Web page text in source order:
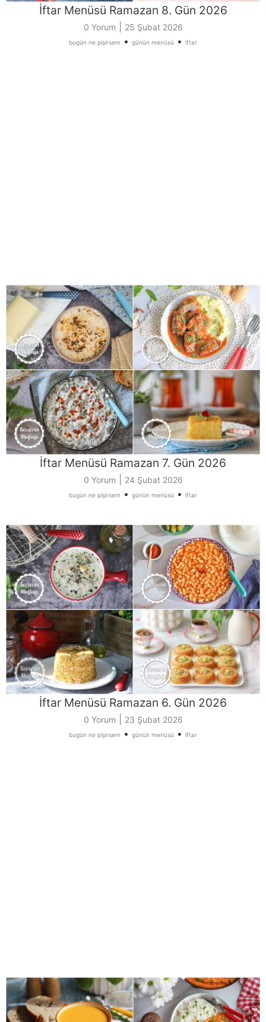
İftar Menüsü Ramazan 8. Gün 2026
0 Yorum 25 Şubat 2026
bugün ne pişirsem • günün menüsü • iftar
İftar Menüsü Ramazan 7. Gün 2026
0 Yorum 24 Şubat 2026
bugün ne pişirsem • günün menüsü • iftar
İftar Menüsü Ramazan 6. Gün 2026
0 Yorum 23 Şubat 2026
bugün ne pişirsem • günün menüsü • iftar